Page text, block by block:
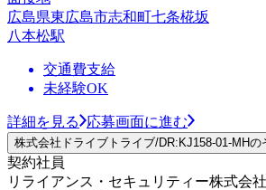
広島県東広島市志和町七条椛坂
八本松駅
交通費支給
未経験OK
詳細を見る 応募画面に進む
株式会社ドライブトライブ/DR:KJ158-01-MHの
契約社員
リライアンス・セキュリティー株式会